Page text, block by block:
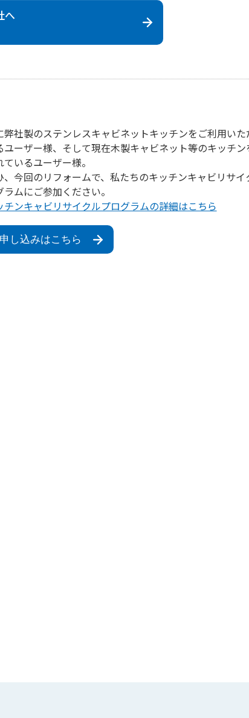
へ
弊社製のステンレスキャビネットキッチンをご利用いた
ユーザー様、そして現在木製キャビネット等のキッチン
ているユーザー様。
、今回のリフォームで、私たちのキッチンキャビリサイ
ラムにご参加ください。
チンキャビリサイクルプログラムの詳細はこちら
申し込みはこちら